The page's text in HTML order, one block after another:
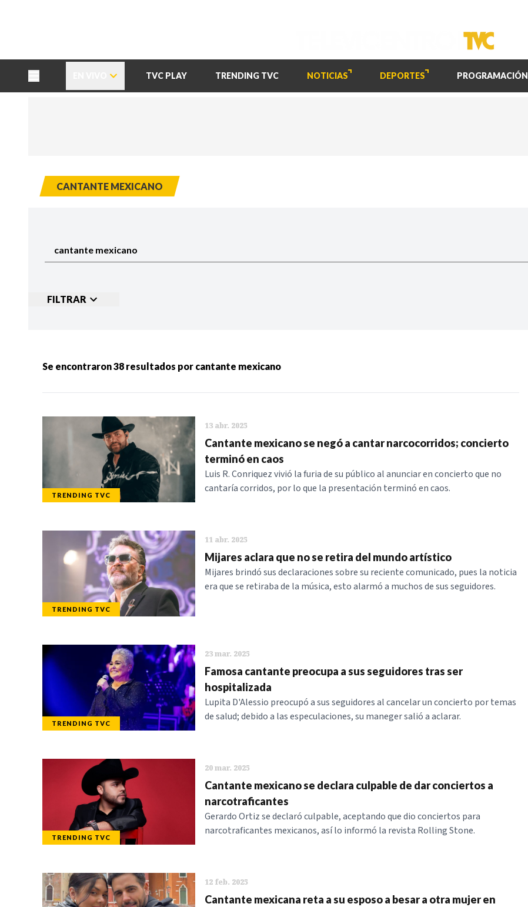
TVC PLAY TRENDING TVC NOTICIAS DEPORTES PROGRAMACIÓN
CANTANTE MEXICANO
FILTRAR
Categorias: NOTICIAS SERIES
Se encontraron38 resultados por cantante mexicano
TRENDING TVC
13 abr. 2025
Cantante mexicano se negó a cantar narcocorridos; concierto
terminó en caos
Luis R. Conriquez vivió la furia de su público al anunciar en concierto que no
cantaría corridos, por lo que la presentación terminó en caos.
TRENDING TVC
11 abr. 2025
Mijares aclara que no se retira del mundo artístico
Mijares brindó sus declaraciones sobre su reciente comunicado, pues la noticia
era que se retiraba de la música, esto alarmó a muchos de sus seguidores.
TRENDING TVC
23 mar. 2025
Famosa cantante preocupa a sus seguidores tras ser
hospitalizada
Lupita D'Alessio preocupó a sus seguidores al cancelar un concierto por temas
de salud; debido a las especulaciones, su maneger salió a aclarar.
TRENDING TVC
20 mar. 2025
Cantante mexicano se declara culpable de dar conciertos a
narcotraficantes
Gerardo Ortiz se declaró culpable, aceptando que dio conciertos para
narcotraficantes mexicanos, así lo informó la revista Rolling Stone.
12 feb. 2025
Cantante mexicana reta a su esposo a besar a otra mujer en